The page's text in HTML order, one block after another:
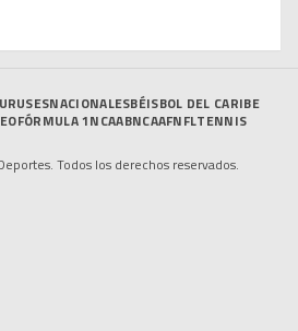
NACIONALESBÉISBOL DEL CARIBE
FÓRMULA 1NCAABNCAAFNFLTENNIS
Todos los derechos reservados.